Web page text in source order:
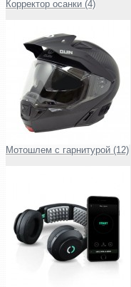
Корректор осанки (4)
Мотошлем с гарнитурой (12)